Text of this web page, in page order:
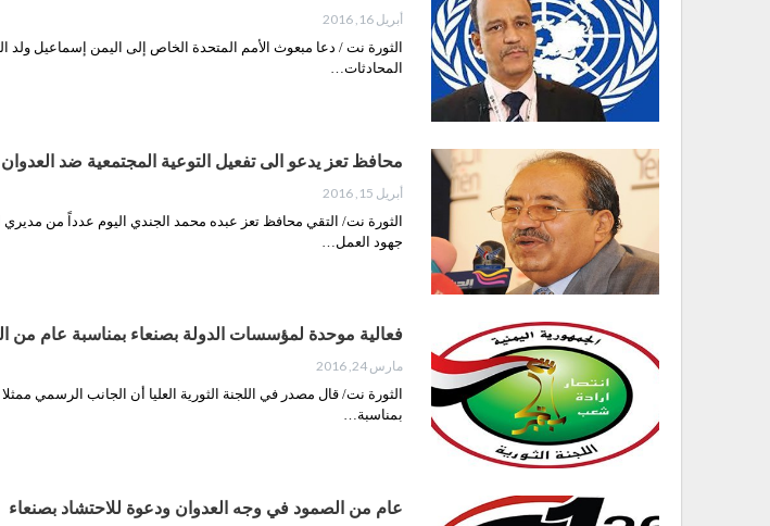
أبريل 16, 2016
الثورة نت / دعا مبعوث الأمم المتحدة الخاص إلى اليمن إسماعيل
المحادثات…
محافظ تعز يدعو الى تفعيل التوعية المجتمعية ضد العدوان
أبريل 15, 2016
الثورة نت/ التقي محافظ تعز عبده محمد الجندي اليوم عدداً من مديري
جهود العمل…
فعالية موحدة لمؤسسات الدولة بصنعاء بمناسبة عام من
مارس 24, 2016
الثورة نت/ قال مصدر في اللجنة الثورية العليا أن الجانب الرسمي
بمناسبة…
عام من الصمود في وجه العدوان ودعوة للاحتشاد بصنعاء